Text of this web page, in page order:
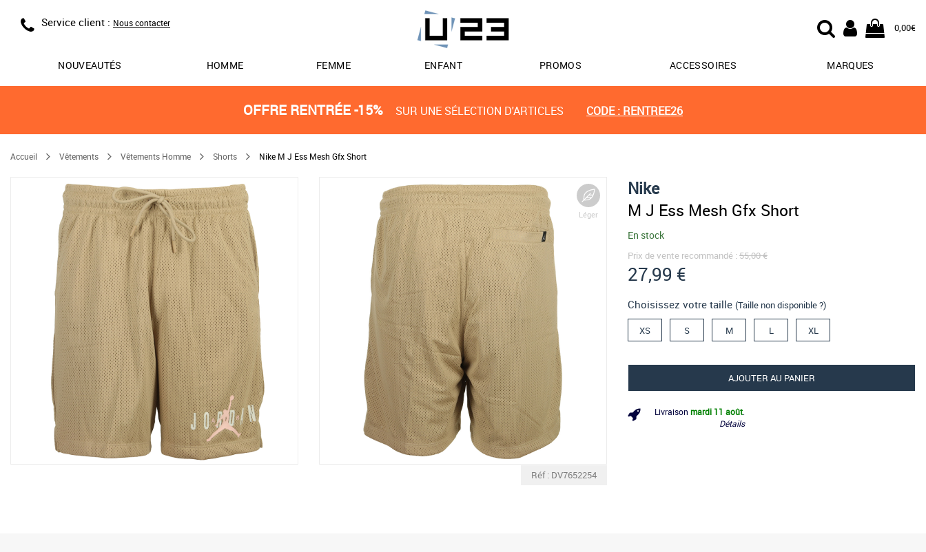
Service client : Nous contacter 0,00€
NOUVEAUTÉS HOMME FEMME ENFANT PROMOS ACCESSOIRES MARQUES
OFFRE RENTRÉE -15% SUR UNE SÉLECTION D'ARTICLES CODE : RENTREE26
Accueil Vêtements Vêtements Homme Shorts Nike M J Ess Mesh Gfx Short
Léger
Réf : DV7652254
Nike
M J Ess Mesh Gfx Short
En stock
Prix de vente recommandé : 55,00 €
27,99 €
Choisissez votre taille (Taille non disponible ?)
XS S M L XL
AJOUTER AU PANIER
Livraison mardi 11 août
Détails